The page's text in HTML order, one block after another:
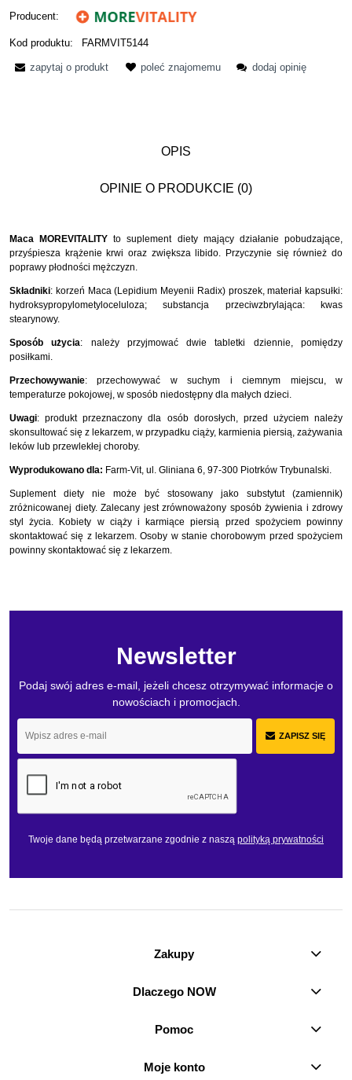
Producent:
Kod produktu: FARMVIT5144
zapytaj o produkt poleć znajomemu dodaj opinię
OPIS
OPINIE O PRODUKCIE (0)
Maca MOREVITALITY to suplement diety mający działanie pobudzające,
przyśpiesza krążenie krwi oraz zwiększa libido. Przyczynie się również do
poprawy płodności mężczyzn.
Składniki: korzeń Maca (Lepidium Meyenii Radix) proszek, materiał kapsułki:
hydroksypropylometyloceluloza; substancja przeciwzbrylająca: kwas
stearynowy.
Sposób użycia: należy przyjmować dwie tabletki dziennie, pomiędzy
posiłkami.
Przechowywanie: przechowywać w suchym i ciemnym miejscu, w
temperaturze pokojowej, w sposób niedostępny dla małych dzieci.
Uwagi: produkt przeznaczony dla osób dorosłych, przed użyciem należy
skonsultować się z lekarzem, w przypadku ciąży, karmienia piersią, zażywania
leków lub przewlekłej choroby.
Wyprodukowano dla: Farm-Vit, ul. Gliniana 6, 97-300 Piotrków Trybunalski.
Suplement diety nie może być stosowany jako substytut (zamiennik)
zróżnicowanej diety. Zalecany jest zrównoważony sposób żywienia i zdrowy
styl życia. Kobiety w ciąży i karmiące piersią przed spożyciem powinny
skontaktować się z lekarzem. Osoby w stanie chorobowym przed spożyciem
powinny skontaktować się z lekarzem.
Newsletter
Podaj swój adres e-mail, jeżeli chcesz otrzymywać informacje o
nowościach i promocjach.
ZAPISZ SIĘ
Twoje dane będą przetwarzane zgodnie z naszą polityką prywatności
Zakupy
Dlaczego NOW
Pomoc
Moje konto